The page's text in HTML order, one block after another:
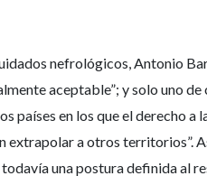
nefrológicos, Antonio
aceptable”; y solo uno
en los que el derecho a
a otros territorios”.
una postura definida al